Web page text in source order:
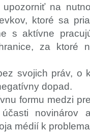
na
ktoré sa
s aktívne
za ktoré
svojich práv, o
dopad.
formu medzi
novinárov
médií k